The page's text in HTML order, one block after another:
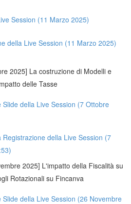
Session (11 Marzo 2025)
della Live Session (11 Marzo 2025)
2025] La costruzione di Modelli e
delle Tasse
Slide della Live Session (7 Ottobre
Registrazione della Live Session (7
2025] L'impatto della Fiscalità su
Rotazionali su Fincanva
Slide della Live Session (26 Novembre